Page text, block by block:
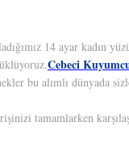
14 ayar
Cebeci
bu alımlı dünyada
tamamlarken